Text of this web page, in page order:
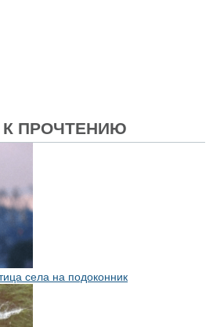
ПРОЧТЕНИЮ
села на подоконник